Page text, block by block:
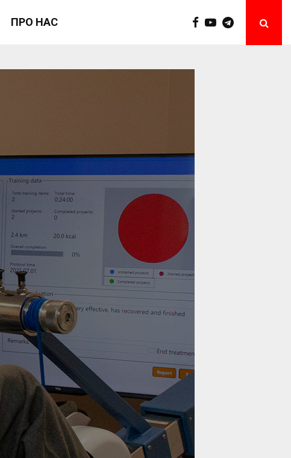
ПРО НАС